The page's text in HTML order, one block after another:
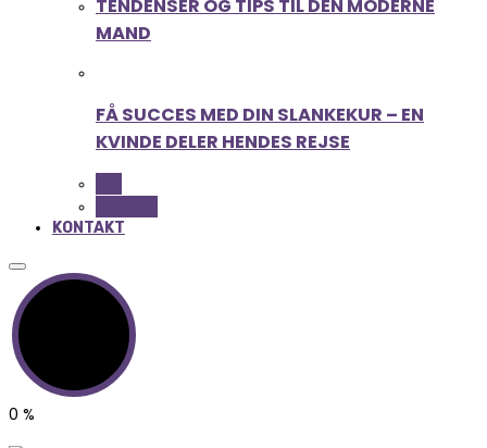
TENDENSER OG TIPS TIL DEN MODERNE
MAND
FÅ SUCCES MED DIN SLANKEKUR – EN
KVINDE DELER HENDES REJSE
KONTAKT
0 %